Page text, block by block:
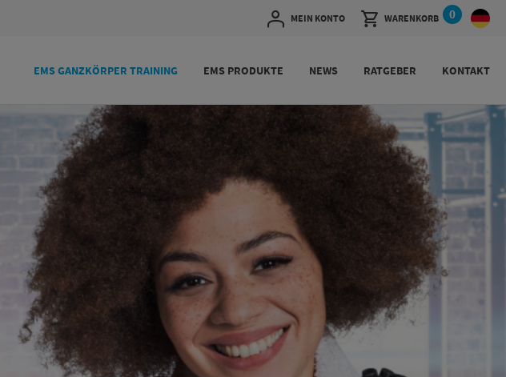
MEIN KONTO WARENKORB 0
EMS GANZKÖRPER TRAINING EMS PRODUKTE NEWS RATGEBER KONTAKT